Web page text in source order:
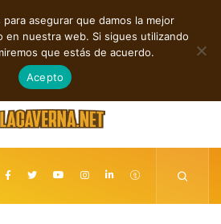
TENDENCIAS
independientes destacados
agosto 7, 2026
asegurar que damos la mejor
en nuestra web. Si sigues utilizando
que estás de acuerdo.
Acepto